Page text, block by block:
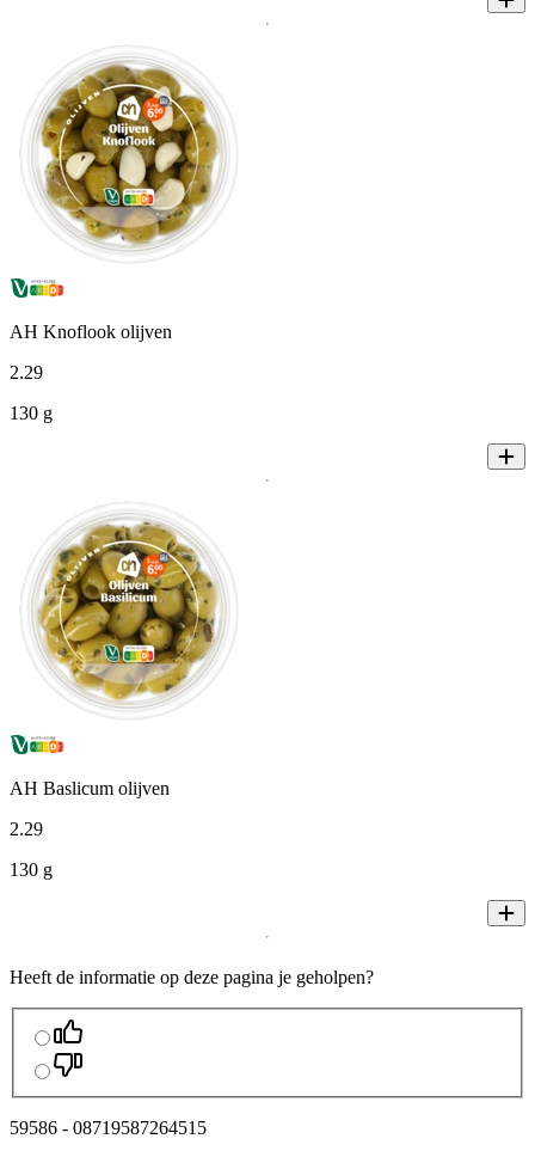
AH Knoflook olijven
2.29
130 g
AH Baslicum olijven
2.29
130 g
Heeft de informatie op deze pagina je geholpen?
59586 - 08719587264515